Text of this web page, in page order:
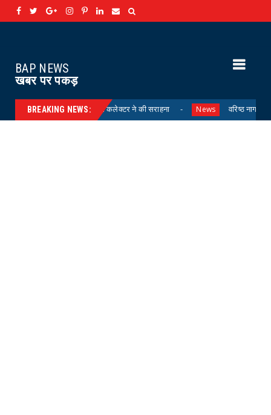
BAP NEWS
खबर पर पकड़
BREAKING NEWS:
कार्यों की कलेक्टर ने की सराहना News वरिष्ठ नागरिक तीर्थ यात्रा